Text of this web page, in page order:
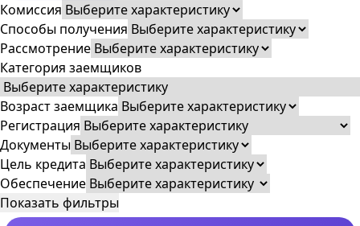
Комиссия
Способы получения
Рассмотрение
Категория заемщиков
Возраст заемщика
Регистрация
Документы
Цель кредита
Обеспечение
Показать фильтры